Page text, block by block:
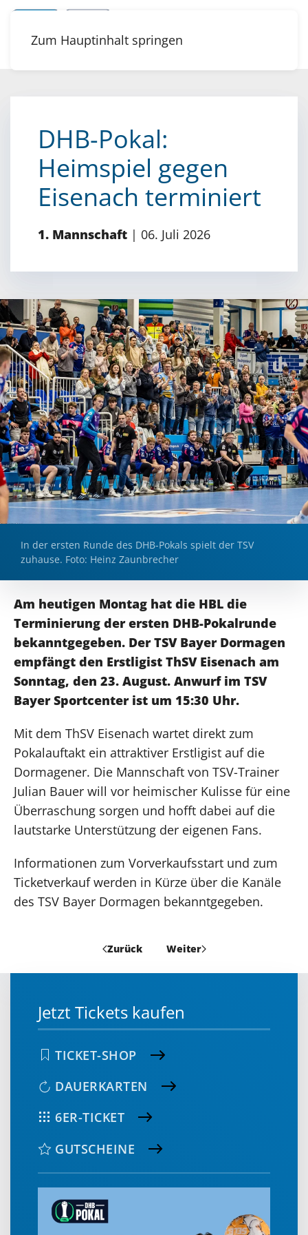
Zum Hauptinhalt springen
DHB-Pokal:
Heimspiel gegen
Eisenach terminiert
1. Mannschaft | 06. Juli 2026
In der ersten Runde des DHB-Pokals spielt der TSV
zuhause. Foto: Heinz Zaunbrecher
Am heutigen Montag hat die HBL die
Terminierung der ersten DHB-Pokalrunde
bekanntgegeben. Der TSV Bayer Dormagen
empfängt den Erstligist ThSV Eisenach am
Sonntag, den 23. August. Anwurf im TSV
Bayer Sportcenter ist um 15:30 Uhr.
Mit dem ThSV Eisenach wartet direkt zum
Pokalauftakt ein attraktiver Erstligist auf die
Dormagener. Die Mannschaft von TSV-Trainer
Julian Bauer will vor heimischer Kulisse für eine
Überraschung sorgen und hofft dabei auf die
lautstarke Unterstützung der eigenen Fans.
Informationen zum Vorverkaufsstart und zum
Ticketverkauf werden in Kürze über die Kanäle
des TSV Bayer Dormagen bekanntgegeben.
Zurück Weiter
Jetzt Tickets kaufen
TICKET-SHOP
DAUERKARTEN
6ER-TICKET
GUTSCHEINE